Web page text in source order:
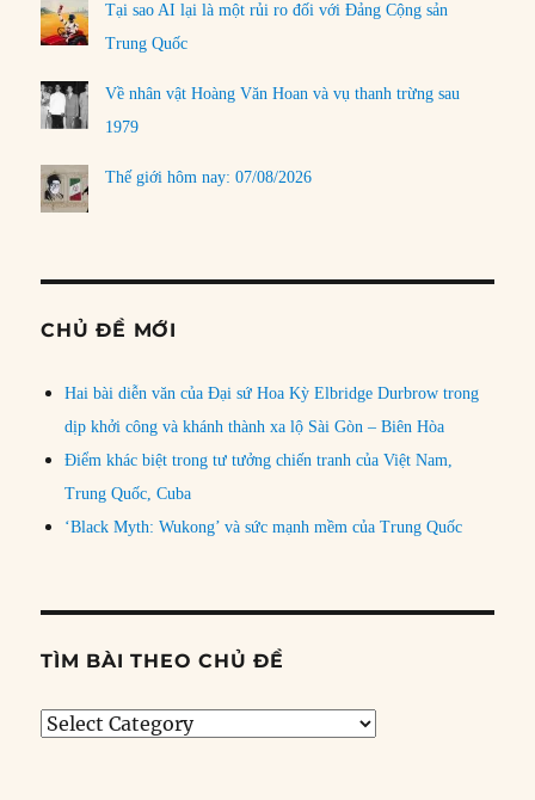
Tại sao AI lại là một rủi ro đối với Đảng Cộng sản
Trung Quốc
Về nhân vật Hoàng Văn Hoan và vụ thanh trừng sau
1979
Thế giới hôm nay: 07/08/2026
CHỦ ĐỀ MỚI
Hai bài diễn văn của Đại sứ Hoa Kỳ Elbridge Durbrow trong
dịp khởi công và khánh thành xa lộ Sài Gòn – Biên Hòa
Điểm khác biệt trong tư tưởng chiến tranh của Việt Nam,
Trung Quốc, Cuba
‘Black Myth: Wukong’ và sức mạnh mềm của Trung Quốc
TÌM BÀI THEO CHỦ ĐỀ
Tìm